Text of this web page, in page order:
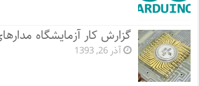
گزارش کار آزمایشگاه
آذر 26, 1393